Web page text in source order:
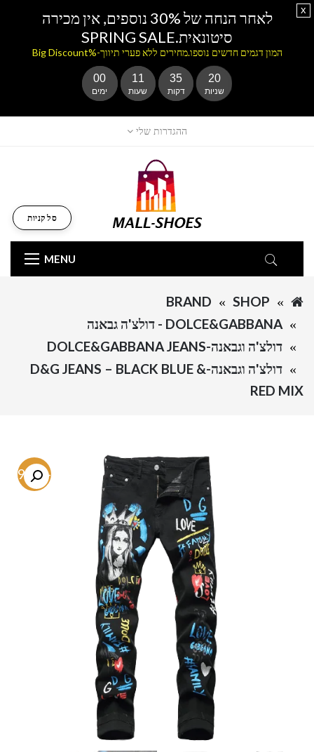
ההגדרות שלי
MENU
סל קניות
SHOP
BRAND
DOLCE&GABBANA - דולצ'ה גבאנה
דולצ'ה וגבאנה-DOLCE&GABBANA JEANS
דולצ'ה וגבאנה-D&G JEANS – BLACK BLUE &
RED MIX
-69.3%
לאחר הנחה של 30% נוספים, אין מכירה
סיטונאית.SPRING SALE
המון דגמים חדשים נוספו.מחירים ללא פערי תיווך-%Big Discount
00
ימים
11
שעות
35
דקות
20
שניות
x